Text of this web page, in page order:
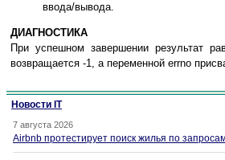
ввода/вывода.
ДИАГНОСТИКА
При успешном завершении результат
возвращается -1, а переменной errno
Новости IT
7 августа 2026
Airbnb протестирует поиск жилья по